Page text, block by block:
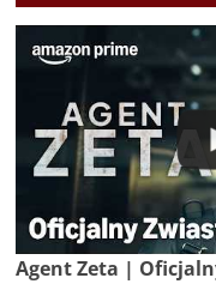
Agent Zeta |